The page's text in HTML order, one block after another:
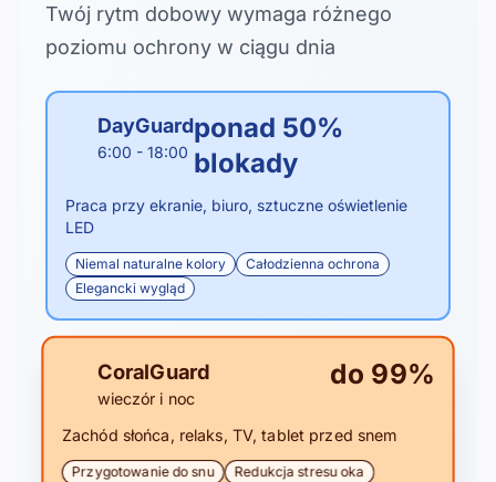
Twój rytm dobowy wymaga różnego
poziomu ochrony w ciągu dnia
DayGuard
6:00 - 18:00
ponad 50%
blokady
Praca przy ekranie, biuro, sztuczne oświetlenie
LED
Niemal naturalne kolory
Całodzienna ochrona
Elegancki wygląd
CoralGuard
wieczór i noc
do 99%
Zachód słońca, relaks, TV, tablet przed snem
Przygotowanie do snu
Redukcja stresu oka